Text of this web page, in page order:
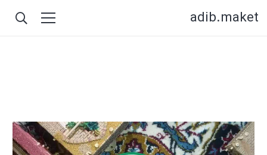
adib.maket